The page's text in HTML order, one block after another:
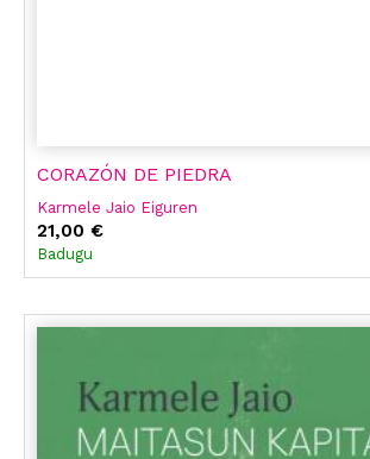
CORAZÓN DE PIEDRA
Karmele Jaio Eiguren
21,00 €
Badugu